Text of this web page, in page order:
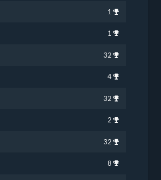
1
1
32
4
32
2
32
8